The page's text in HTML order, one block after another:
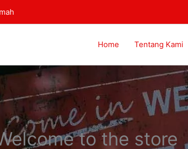
Home Tentang Kami
to the store